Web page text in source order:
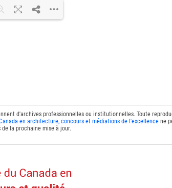
d'archives professionnelles ou institutionnelles. Toute
en architecture, concours et médiations de l'excellencene
la prochaine mise à jour.